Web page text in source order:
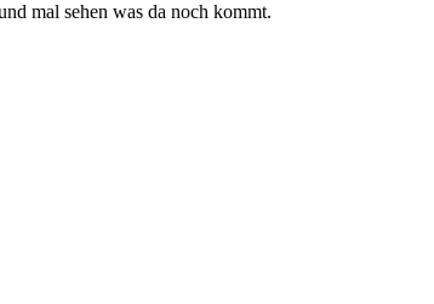
mal sehen was da noch kommt.